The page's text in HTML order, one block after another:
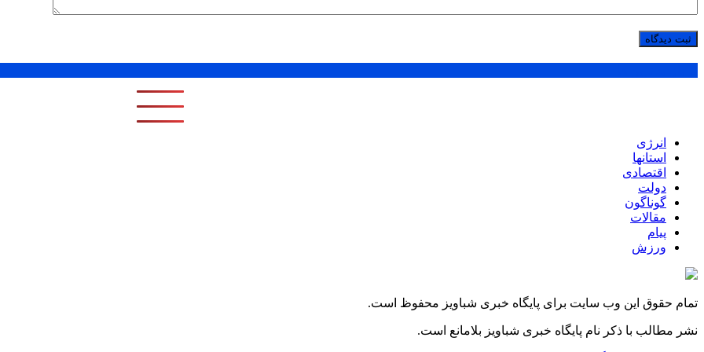
انرژی
استانها
اقتصادی
دولت
گوناگون
مقالات
پیام
ورزش
تمام حقوق این وب سایت برای پایگاه خبری شباویز محفوظ است.
نشر مطالب با ذکر نام پایگاه خبری شباویز بلامانع است.